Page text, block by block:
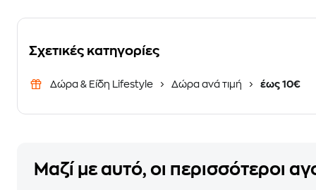
Σχετικές κατηγορίες
Δώρα & Είδη Lifestyle Δώρα ανά τιμή έως 10€
Μαζί με αυτό, οι περισσότεροι